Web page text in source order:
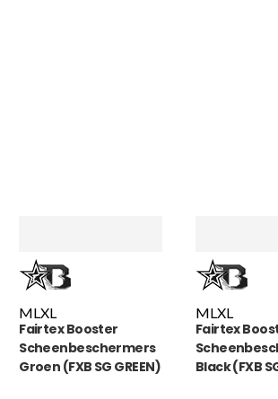
MLXL
Fairtex Booster
Scheenbeschermers
Groen (FXB SG GREEN)
MLXL
Fairtex
Black (FXB